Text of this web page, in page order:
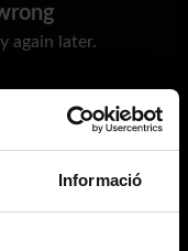
Informació
again later.